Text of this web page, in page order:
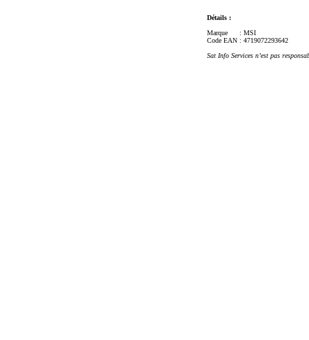
Détails :
Marque
: MSI
Code EAN : 4719072293642
Sat Info Services n’est pas